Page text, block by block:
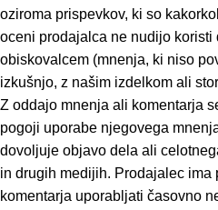
oziroma prispevkov, ki so
oceni prodajalca ne nudijo koristi
obiskovalcem (mnenja, ki niso
izkušnjo, z našim izdelkom ali
Z oddajo mnenja ali komentarja
pogoji uporabe njegovega
dovoljuje objavo dela ali
in drugih medijih. Prodajalec ima
komentarja uporabljati časovno